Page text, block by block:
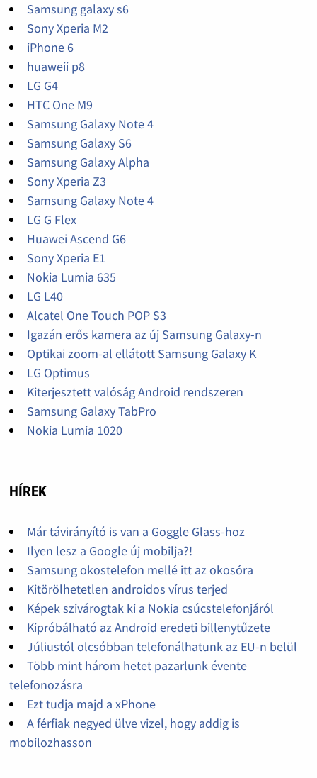
Samsung galaxy s6
Sony Xperia M2
iPhone 6
huaweii p8
LG G4
HTC One M9
Samsung Galaxy Note 4
Samsung Galaxy S6
Samsung Galaxy Alpha
Sony Xperia Z3
Samsung Galaxy Note 4
LG G Flex
Huawei Ascend G6
Sony Xperia E1
Nokia Lumia 635
LG L40
Alcatel One Touch POP S3
Igazán erős kamera az új Samsung Galaxy-n
Optikai zoom-al ellátott Samsung Galaxy K
LG Optimus
Kiterjesztett valóság Android rendszeren
Samsung Galaxy TabPro
Nokia Lumia 1020
HÍREK
Már távirányító is van a Goggle Glass-hoz
Ilyen lesz a Google új mobilja?!
Samsung okostelefon mellé itt az okosóra
Kitörölhetetlen androidos vírus terjed
Képek szivárogtak ki a Nokia csúcstelefonjáról
Kipróbálható az Android eredeti billenytűzete
Júliustól olcsóbban telefonálhatunk az EU-n belül
Több mint három hetet pazarlunk évente
telefonozásra
Ezt tudja majd a xPhone
A férfiak negyed ülve vizel, hogy addig is
mobilozhasson